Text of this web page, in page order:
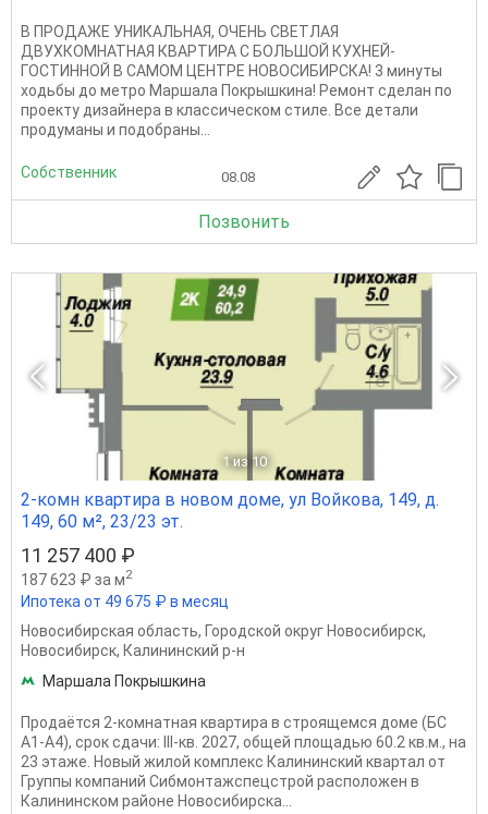
В ПРОДАЖЕ УНИКАЛЬНАЯ, ОЧЕНЬ СВЕТЛАЯ
ДВУХКОМНАТНАЯ КВАРТИРА С БОЛЬШОЙ КУХНЕЙ-
ГОСТИННОЙ В САМОМ ЦЕНТРЕ НОВОСИБИРСКА! 3 минуты
ходьбы до метро Маршала Покрышкина! Ремонт сделан по
проекту дизайнера в классическом стиле. Все детали
продуманы и подобраны...
Собственник 08.08
Позвонить
1 из 10
2-комн квартира в новом доме, ул Войкова, 149, д.
149, 60 м², 23/23 эт.
11 257 400 ₽
187 623 ₽ за м2
Ипотека от 49 675 ₽ в месяц
Новосибирская область, Городской округ Новосибирск,
Новосибирск, Калининский р-н
Маршала Покрышкина
Продаётся 2-комнатная квартира в строящемся доме (БС
А1-А4), срок сдачи: III-кв. 2027, общей площадью 60.2 кв.м., на
23 этаже. Новый жилой комплекс Калининский квартал от
Группы компаний Сибмонтажспецстрой расположен в
Калининском районе Новосибирска...